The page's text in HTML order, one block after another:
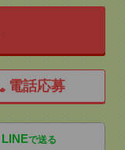
電話応募
LINEで送る